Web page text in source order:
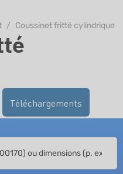
Coussinet fritté cylindrique
Téléchargements